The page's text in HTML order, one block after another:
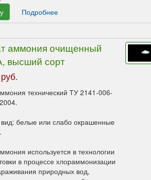
Подробнее
аммония очищенный
высший сорт
технический ТУ 2141-006-
белые или слабо окрашенные
используется в технологии
в процессе хлораммонизации
природных вод,